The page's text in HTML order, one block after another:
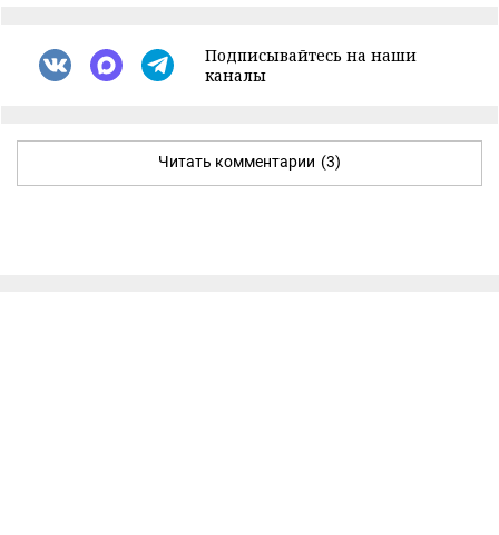
Подписывайтесь на наши
каналы
Читать комментарии (3)